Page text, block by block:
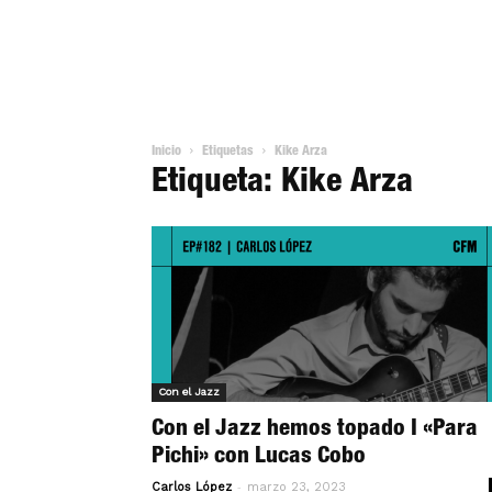
Inicio Etiquetas Kike Arza
Etiqueta: Kike Arza
Con el Jazz
Con el Jazz hemos topado I «Para
Pichi» con Lucas Cobo
Carlos López - marzo 23, 2023